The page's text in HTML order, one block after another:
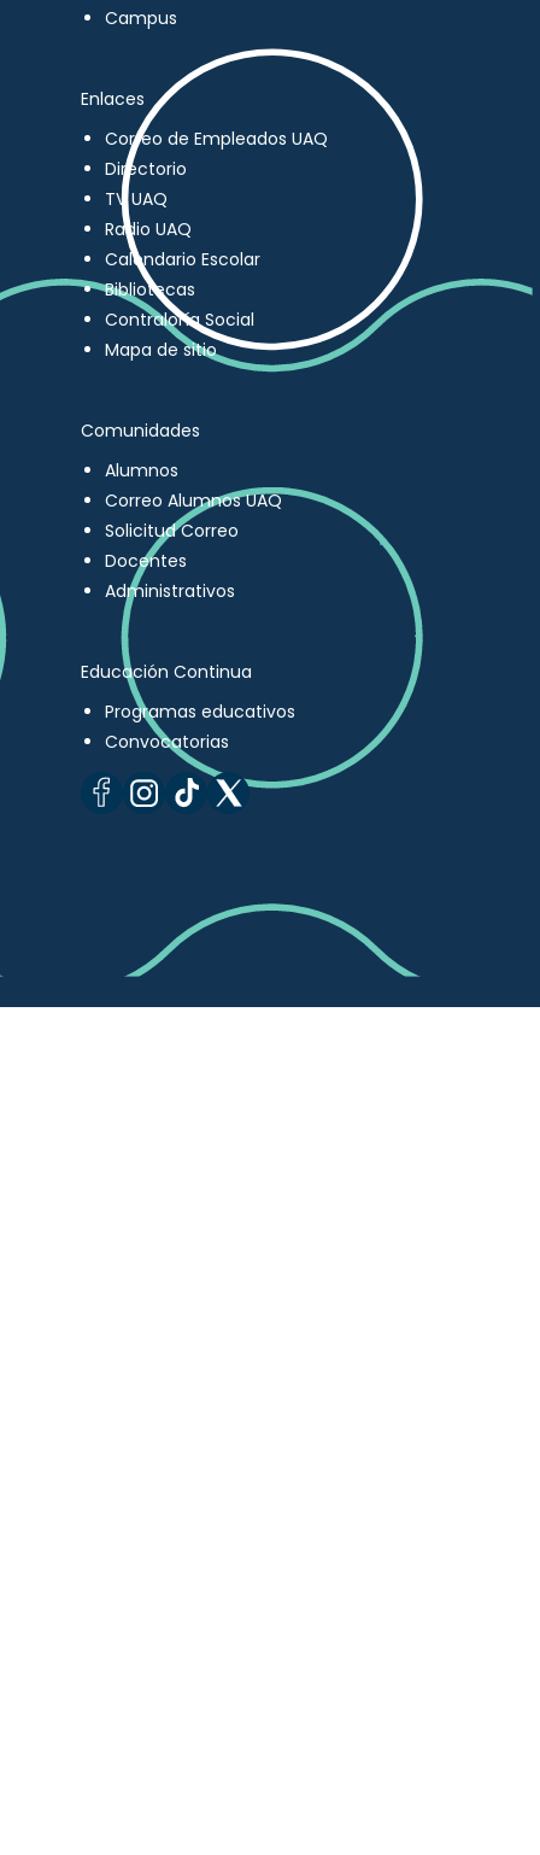
Campus
Enlaces
Correo de Empleados UAQ
Directorio
TV UAQ
Radio UAQ
Calendario Escolar
Bibliotecas
Contraloría Social
Mapa de sitio
Comunidades
Alumnos
Correo Alumnos UAQ
Solicitud Correo
Docentes
Administrativos
Educación Continua
Programas educativos
Convocatorias